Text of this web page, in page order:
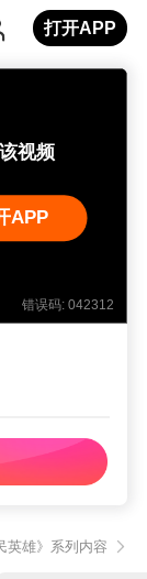
打开APP
视频
APP
错误码: 042312
英雄》系列内容